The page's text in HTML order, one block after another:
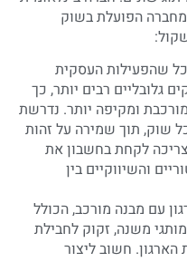
הפועלת בשוק
שהפעילות העסקית
גלובליים רבים יותר, כך
ומקיפה יותר. נדרשת
שוק, תוך שמירה על זהות
לקחת בחשבון את
והשיווקיים בין
עם מבנה מורכב, הכולל
משנה, זקוק לחבילת
חשוב ליצור